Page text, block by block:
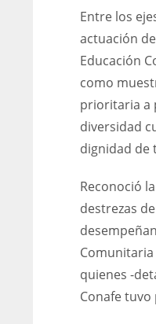
Entre los
actuación
Educación
como
prioritaria a
diversidad
dignidad de
Reconoció
destrezas
quienes -
Conafe